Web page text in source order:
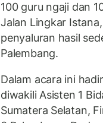
100 guru ngaji dan
Jalan Lingkar
penyaluran hasil
Palembang.
Dalam acara ini
diwakili Asisten 1
Sumatera Selatan,